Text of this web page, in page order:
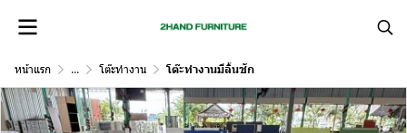
หน้าแรก ... โต๊ะทำงาน โต๊ะทำงานมีลิ้นชัก